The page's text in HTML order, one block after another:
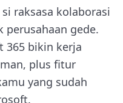
raksasa kolaborasi
perusahaan gede.
365 bikin kerja
plus fitur
yang sudah